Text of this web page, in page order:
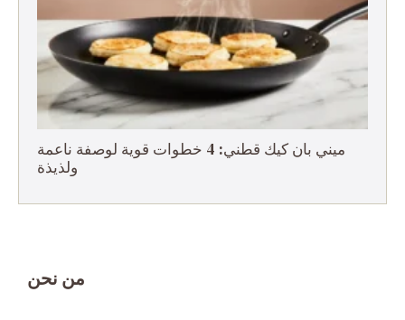
ميني بان كيك قطني: 4 خطوات قوية لوصفة ناعمة
ولذيذة
من نحن